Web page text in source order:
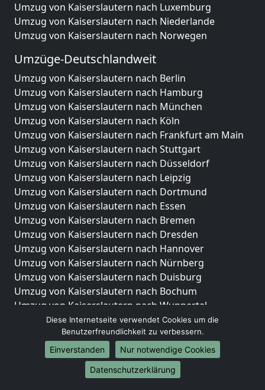
Umzug von Kaiserslautern nach Luxemburg
Umzug von Kaiserslautern nach Niederlande
Umzug von Kaiserslautern nach Norwegen
Umzüge-Deutschlandweit
Umzug von Kaiserslautern nach Berlin
Umzug von Kaiserslautern nach Hamburg
Umzug von Kaiserslautern nach München
Umzug von Kaiserslautern nach Köln
Umzug von Kaiserslautern nach Frankfurt am Main
Umzug von Kaiserslautern nach Stuttgart
Umzug von Kaiserslautern nach Düsseldorf
Umzug von Kaiserslautern nach Leipzig
Umzug von Kaiserslautern nach Dortmund
Umzug von Kaiserslautern nach Essen
Umzug von Kaiserslautern nach Bremen
Umzug von Kaiserslautern nach Dresden
Umzug von Kaiserslautern nach Hannover
Umzug von Kaiserslautern nach Nürnberg
Umzug von Kaiserslautern nach Duisburg
Umzug von Kaiserslautern nach Bochum
Umzug von Kaiserslautern nach Wuppertal
Umzug von Kaiserslautern nach Bielefeld
Umzug von Kaiserslautern nach Bonn
Umzug von Kaiserslautern nach Münster
Internationale-Umzüge
Diese Internetseite verwendet Cookies um die
Benutzerfreundlichkeit zu verbessern.
Einverstanden
Nur notwendige Cookies
Datenschutzerklärung